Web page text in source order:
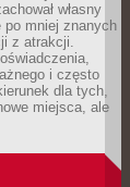
własny
po mniej znanych
z atrakcji.
i często
dla tych,
miejsca, ale